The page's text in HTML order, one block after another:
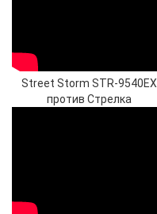
Street Storm STR-9540EX
против Стрелка